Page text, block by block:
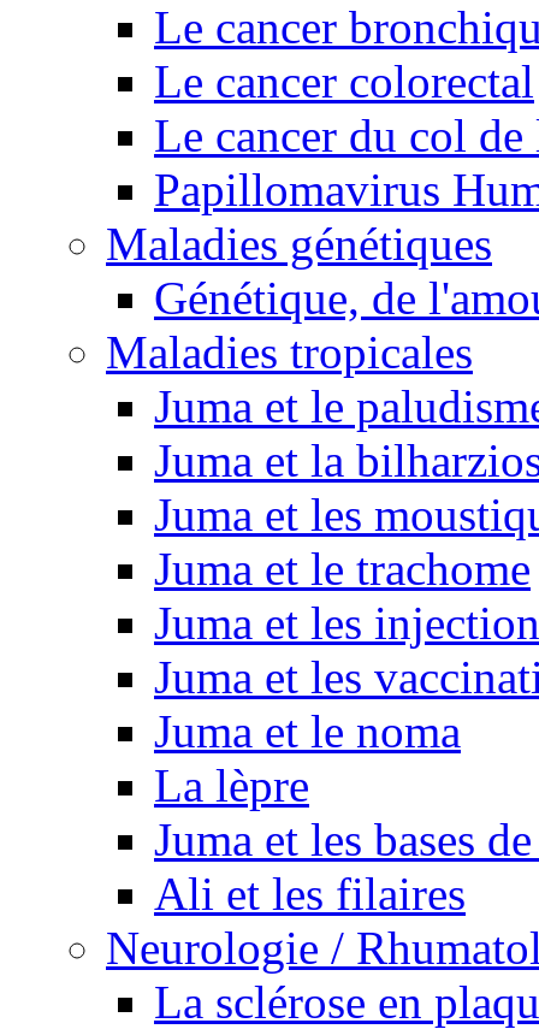
Le cancer
Le cancer colorectal
Le cancer du col de
Papillomavirus
Maladies génétiques
Génétique, de
Maladies tropicales
Juma et le
Juma et la
Juma et les
Juma et le trachome
Juma et les
Juma et les
Juma et le noma
La lèpre
Juma et les bases
Ali et les filaires
Neurologie /
La sclérose en